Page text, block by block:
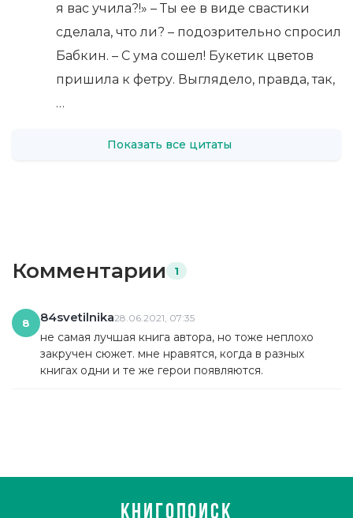
я вас учила?!» – Ты ее в виде свастики
сделала, что ли? – подозрительно спросил
Бабкин. – С ума сошел! Букетик цветов
пришила к фетру. Выглядело, правда, так,
…
Показать все цитаты
Комментарии 1
8 84svetilnika28.06.2021, 07:35
не самая лучшая книга автора, но тоже неплохо
закручен сюжет. мне нравятся, когда в разных
книгах одни и те же герои появляются.
КНИГОПОИСК